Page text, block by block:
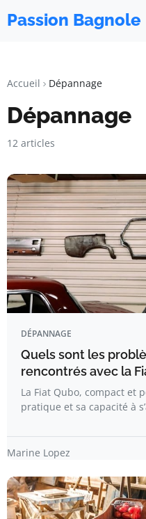
Passion Bagnole
Accueil Dépannage
Dépannage
12 articles
DÉPANNAGE
Quels sont les
rencontrés avec la
La Fiat Qubo, compact et
pratique et sa capacité à
Marine Lopez